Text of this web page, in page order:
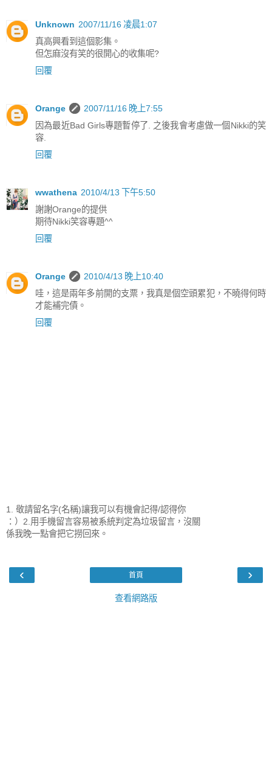
Unknown 2007/11/16 凌晨1:07
真高興看到這個影集。
但怎麻沒有笑的很開心的收集呢?
回覆
Orange
2007/11/16 晚上7:55
因為最近Bad Girls專題暫停了. 之後我會考慮做一個Nikki的笑
容.
回覆
wwathena 2010/4/13 下午5:50
謝謝Orange的提供
期待Nikki笑容專題^^
回覆
Orange
2010/4/13 晚上10:40
哇，這是兩年多前開的支票，我真是個空頭累犯，不曉得何時
才能補完債。
回覆
1. 敬請留名字(名稱)讓我可以有機會記得/認得你
：）2.用手機留言容易被系統判定為垃圾留言，沒關
係我晚一點會把它撈回來。
‹ ›
首頁
查看網路版